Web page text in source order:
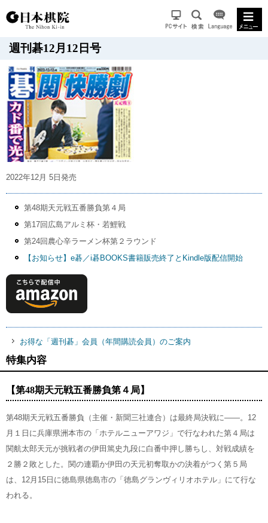
週刊碁12月12日号
2022年12月 5日発売
第48期天元戦五番勝負第４局
第17回広島アルミ杯・若鯉戦
第24回農心辛ラーメン杯第２ラウンド
【お知らせ】e碁／i碁BOOKS書籍販売終了とKindle版配信開始
お得な「週刊碁」会員（年間購読会員）のご案内
特集内容
【第48期天元戦五番勝負第４局】
第48期天元戦五番勝負（主催・新聞三社連合）は最終局決戦に――。12
月１日に兵庫県洲本市の「ホテルニューアワジ」で行なわれた第４局は
関航太郎天元が挑戦者の伊田篤史九段に白番中押し勝ちし、対戦成績を
２勝２敗とした。関の連覇か伊田の天元初奪取かの決着がつく第５局
は、12月15日に徳島県徳島市の「徳島グランヴィリオホテル」にて行な
われる。